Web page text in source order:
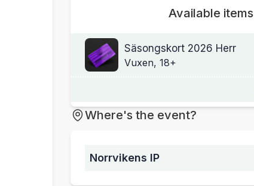
Available items
Säsongskort 2026 Herr
Vuxen, 18+
Where's the event?
Norrvikens IP